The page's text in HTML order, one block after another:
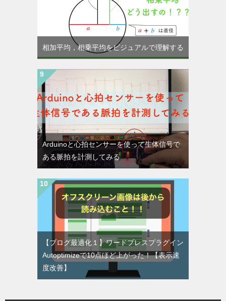
相加平均，相乗平均をビジュアルで理解する
Arduinoと心拍センサーを使って生体信号で
ある脈拍を計測してみる
【ブログ最適化１】ワードプレスプラグイン
Autoptimizeで10点ほど上がった！【表示速
度改善】